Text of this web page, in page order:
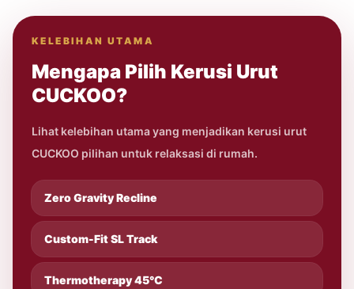
KELEBIHAN UTAMA
Mengapa Pilih Kerusi Urut
CUCKOO?
Lihat kelebihan utama yang menjadikan kerusi urut
CUCKOO pilihan untuk relaksasi di rumah.
Zero Gravity Recline
Custom-Fit SL Track
Thermotherapy 45°C